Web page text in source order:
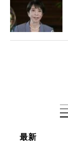
最新